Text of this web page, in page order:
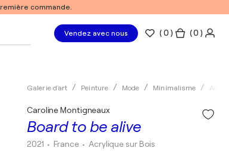
commande.
Vendez avec nous (0 ) ( 0 )
Galerie d'art Peinture Mode Minimalisme
Board to be alive
Caroline Montigneaux
2021 • France •Acrylique sur Bois